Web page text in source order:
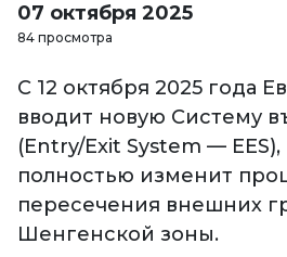
07 октября 2025
84 просмотра
С 12 октября 2025 года
вводит новую Систему
(Entry/Exit System — EES),
полностью изменит
пересечения внешних
Шенгенской зоны.